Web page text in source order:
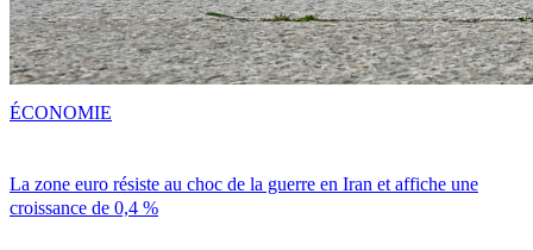
La zone euro résiste au choc de la guerre en Iran et affiche une
croissance de 0,4 %
ÉCONOMIE